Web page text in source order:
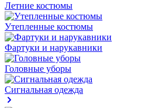
Летние костюмы
Утепленные костюмы
Фартуки и нарукавники
Головные уборы
Сигнальная одежда